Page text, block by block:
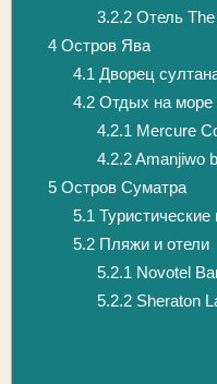
3.2.2 Отель
4Остров Ява
4.1 Дворец
4.2Отдых на море
4.2.1 Mercure
4.2.2Amanjiwo
5Остров Суматра
5.1
5.2Пляжи и отели
5.2.1 Novotel
5.2.2 Sheraton